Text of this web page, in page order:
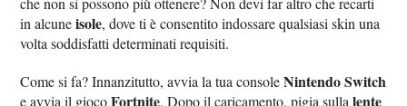
in alcuneisole, dove ti è consentito indossare qualsiasi skin una
volta soddisfatti determinati requisiti.
Come si fa? Innanzitutto, avvia la tua consoleNintendo Switch
e avvia il giocoFortnite. Dopo il caricamento, pigia sullalente